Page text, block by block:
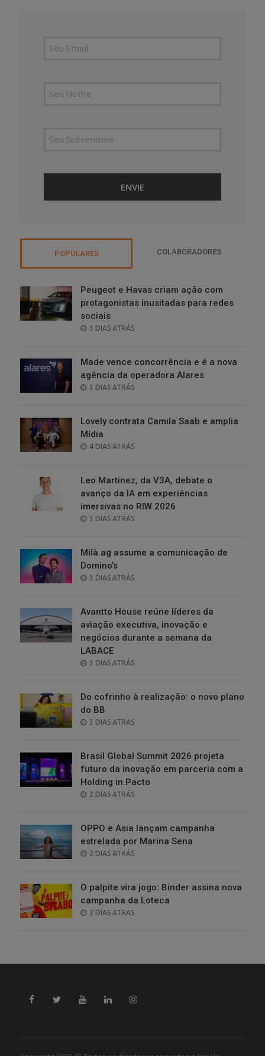
POPULARES COLABORADORES
Peugeot e Havas criam ação com
protagonistas inusitadas para redes
sociais
POSTED
3 DIAS ATRÁS
Made vence concorrência e é a nova
agência da operadora Alares
POSTED
3 DIAS ATRÁS
Lovely contrata Camila Saab e amplia
Mídia
POSTED
4 DIAS ATRÁS
Leo Martinez, da V3A, debate o
avanço da IA em experiências
imersivas no RIW 2026
POSTED
3 DIAS ATRÁS
Milà.ag assume a comunicação de
Domino’s
POSTED
3 DIAS ATRÁS
Avantto House reúne líderes da
aviação executiva, inovação e
negócios durante a semana da
LABACE
POSTED
3 DIAS ATRÁS
Do cofrinho à realização: o novo plano
do BB
POSTED
3 DIAS ATRÁS
Brasil Global Summit 2026 projeta
futuro da inovação em parceria com a
Holding in.Pacto
POSTED
2 DIAS ATRÁS
OPPO e Asia lançam campanha
estrelada por Marina Sena
POSTED
2 DIAS ATRÁS
O palpite vira jogo: Binder assina nova
campanha da Loteca
POSTED
2 DIAS ATRÁS